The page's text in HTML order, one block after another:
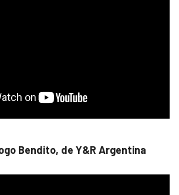
Bendito, de Y&R Argentina